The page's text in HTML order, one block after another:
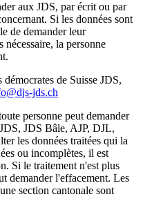
aux JDS, par écrit ou par
Si les données sont
de demander leur
la personne
de Suisse JDS,
jds.ch
personne peut demander
JDS Bâle, AJP, DJL,
les données traitées qui la
ou incomplètes, il est
Si le traitement n'est plus
demander l'effacement. Les
section cantonale sont